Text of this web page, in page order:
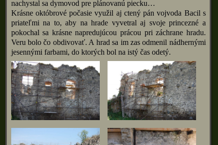
nachystal sa dymovod pre plánovanú piecku…
Krásne októbrové počasie využil aj ctený pán vojvoda Bacil s
priateľmi na to, aby na hrade vyvetral aj svoje princezné a
pokochal sa krásne napredujúcou prácou pri záchrane hradu.
Veru bolo čo obdivovať. A hrad sa im zas odmenil nádhernými
jesennými farbami, do ktorých bol na istý čas odetý.